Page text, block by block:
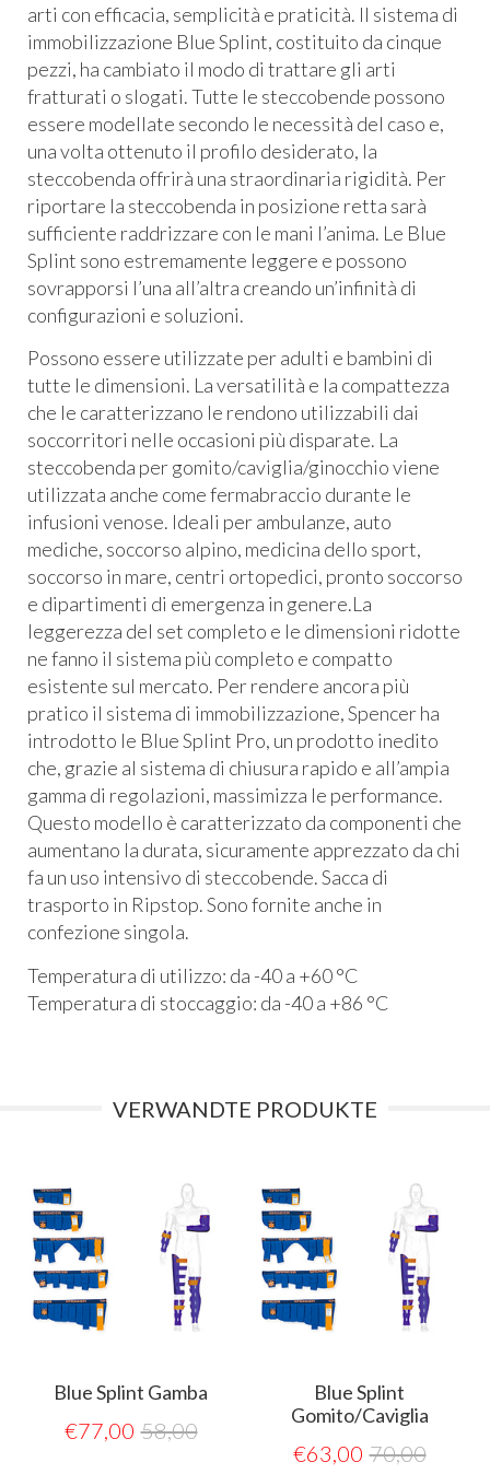
arti con efficacia, semplicità e praticità. Il sistema di
immobilizzazione Blue Splint, costituito da cinque
pezzi, ha cambiato il modo di trattare gli arti
fratturati o slogati. Tutte le steccobende possono
essere modellate secondo le necessità del caso e,
una volta ottenuto il profilo desiderato, la
steccobenda offrirà una straordinaria rigidità. Per
riportare la steccobenda in posizione retta sarà
sufficiente raddrizzare con le mani l’anima. Le Blue
Splint sono estremamente leggere e possono
sovrapporsi l’una all’altra creando un’infinità di
configurazioni e soluzioni.
Possono essere utilizzate per adulti e bambini di
tutte le dimensioni. La versatilità e la compattezza
che le caratterizzano le rendono utilizzabili dai
soccorritori nelle occasioni più disparate. La
steccobenda per gomito/caviglia/ginocchio viene
utilizzata anche come fermabraccio durante le
infusioni venose. Ideali per ambulanze, auto
mediche, soccorso alpino, medicina dello sport,
soccorso in mare, centri ortopedici, pronto soccorso
e dipartimenti di emergenza in genere.La
leggerezza del set completo e le dimensioni ridotte
ne fanno il sistema più completo e compatto
esistente sul mercato. Per rendere ancora più
pratico il sistema di immobilizzazione, Spencer ha
introdotto le Blue Splint Pro, un prodotto inedito
che, grazie al sistema di chiusura rapido e all’ampia
gamma di regolazioni, massimizza le performance.
Questo modello è caratterizzato da componenti che
aumentano la durata, sicuramente apprezzato da chi
fa un uso intensivo di steccobende. Sacca di
trasporto in Ripstop. Sono fornite anche in
confezione singola.
Temperatura di utilizzo: da -40 a +60 °C
Temperatura di stoccaggio: da -40 a +86 °C
VERWANDTE PRODUKTE
Blue Splint Gamba
€77,00 58,00
Blue Splint
Gomito/Caviglia
€63,00 70,00